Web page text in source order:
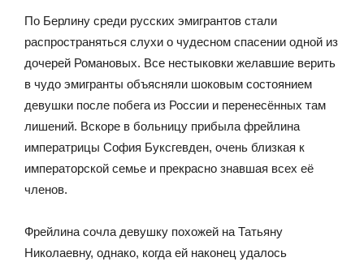
По Берлину среди русских эмигрантов стали
распространяться слухи о чудесном спасении одной из
дочерей Романовых. Все нестыковки желавшие верить
в чудо эмигранты объясняли шоковым состоянием
девушки после побега из России и перенесённых там
лишений. Вскоре в больницу прибыла фрейлина
императрицы София Буксгевден, очень близкая к
императорской семье и прекрасно знавшая всех её
членов.
Фрейлина сочла девушку похожей на Татьяну
Николаевну, однако, когда ей наконец удалось